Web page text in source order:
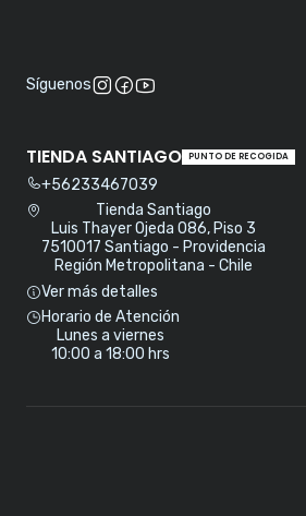
Síguenos
TIENDA SANTIAGO PUNTO DE RECOGIDA
+56233467039
Tienda Santiago
Luis Thayer Ojeda 086, Piso 3
7510017 Santiago - Providencia
Región Metropolitana - Chile
Ver más detalles
Horario de Atención
Lunes a viernes
10:00 a 18:00 hrs